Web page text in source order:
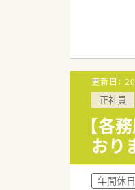
更新日：
正社員
【各
おり
年間休